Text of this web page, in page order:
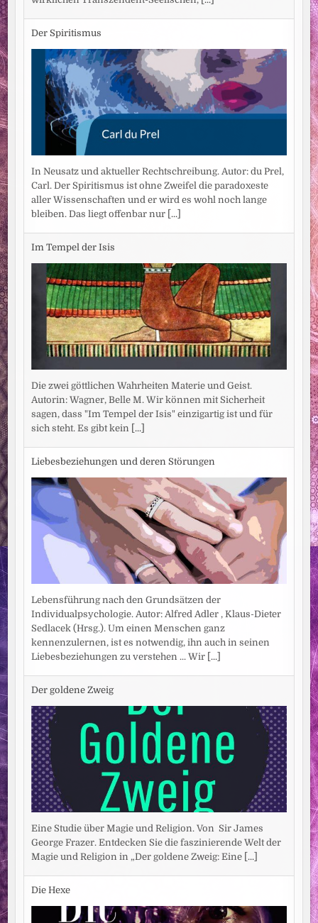
Der Spiritismus
In Neusatz und aktueller Rechtschreibung. Autor: du Prel,
Carl. Der Spiritismus ist ohne Zweifel die paradoxeste
aller Wissenschaften und er wird es wohl noch lange
bleiben. Das liegt offenbar nur [...]
Im Tempel der Isis
Die zwei göttlichen Wahrheiten Materie und Geist.
Autorin: Wagner, Belle M. Wir können mit Sicherheit
sagen, dass "Im Tempel der Isis" einzigartig ist und für
sich steht. Es gibt kein
[...]
Liebesbeziehungen und deren Störungen
Lebensführung nach den Grundsätzen der
Individualpsychologie. Autor: Alfred Adler , Klaus-Dieter
Sedlacek (Hrsg.). Um einen Menschen ganz
kennenzulernen, ist es notwendig, ihn auch in seinen
Liebesbeziehungen zu verstehen ... Wir [...]
Der goldene Zweig
Eine Studie über Magie und Religion. Von Sir James
George Frazer. Entdecken Sie die faszinierende Welt der
Magie und Religion in „Der goldene Zweig: Eine [...]
Die Hexe